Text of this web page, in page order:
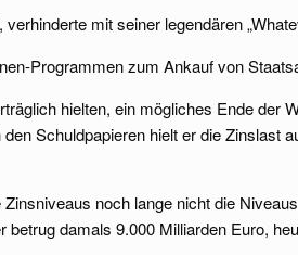
mit seiner legendären
Programmen zum Ankauf von
hielten, ein mögliches Ende der
Schuldpapieren hielt er die Zinslast
noch lange nicht die
damals 9.000 Milliarden Euro,